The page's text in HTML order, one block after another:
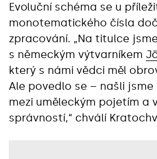
Evoluční schéma se u
monotematického čísla
zpracování. „Na titulce
s německým výtvarníkem
který s námi vědci měl
Ale povedlo se – našli
mezi uměleckým pojetím a
správností,“‎ chválí